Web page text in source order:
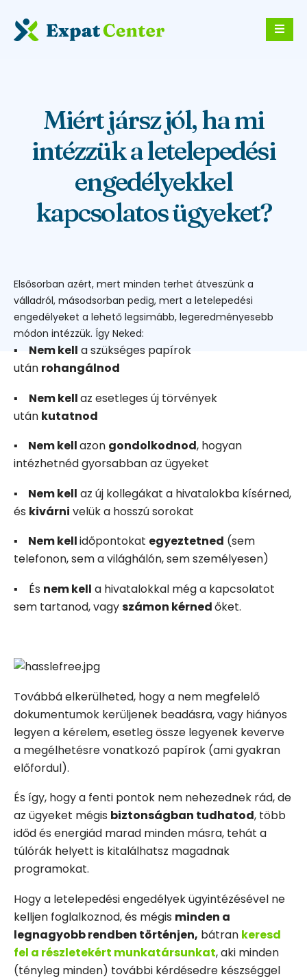
Miért jársz jól, ha mi
intézzük a letelepedési
engedélyekkel
kapcsolatos ügyeket?
Elsősorban azért, mert minden terhet átveszünk a
válladról, másodsorban pedig, mert a letelepedési
engedélyeket a lehető legsimább, legeredményesebb
módon intézzük. Így Neked:
▪ Nem kell a szükséges papírok
után rohangálnod
▪ Nem kellaz esetleges új törvények
után kutatnod
▪
Nem kellazon gondolkodnod, hogyan
intézhetnéd gyorsabban az ügyeket
▪
Nem kell az új kollegákat a hivatalokba kísérned,
és kivárni velük a hosszú sorokat
▪
Nem kellidőpontokat egyeztetned (sem
telefonon, sem a világhálón, sem személyesen)
▪ És nem kell a hivatalokkal még a kapcsolatot
sem tartanod, vagyszámon kérnedőket.
Továbbá elkerülheted, hogy a nem megfelelő
dokumentumok kerüljenek beadásra, vagy hiányos
legyen a kérelem, esetleg össze legyenek keverve
a megélhetésre vonatkozó papírok (ami gyakran
előfordul).
És így, hogy a fenti pontok nem nehezednek rád, de
az ügyeket mégis biztonságban tudhatod, több
időd és energiád marad minden másra, tehát a
túlórák helyett is kitalálhatsz magadnak
programokat.
Hogy a letelepedési engedélyek ügyintézésével ne
kelljen foglalkoznod, és mégis minden a
legnagyobb rendben történjen, bátran keresd
fel a részletekért munkatársunkat, aki minden
(tényleg minden) további kérdésedre készséggel